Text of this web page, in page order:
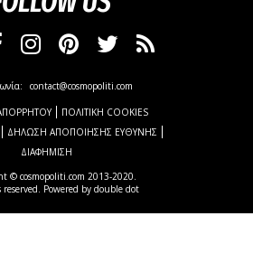
© cosmopoliti.com 2013-2020.
Powered by double dot
contact@cosmopoliti.com
ΠΟΛΙΤΙΚΗ COOKIES
ΔΗΛΩΣΗ ΑΠΟΠΟΙΗΣΗΣ ΕΥΘΥΝΗΣ
ΔΙΑΦΗΜΙΣΗ